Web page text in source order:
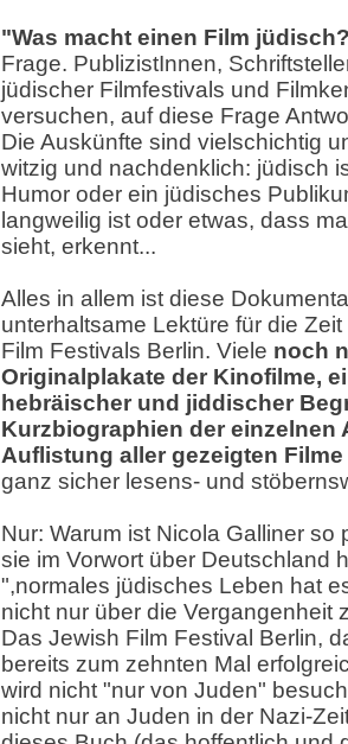
"Was macht einen Film
Frage. PublizistInnen,
jüdischer Filmfestivals und
versuchen, auf diese Frage
Die Auskünfte sind vielschichtig
witzig und nachdenklich: jüdisch
Humor oder ein jüdisches
langweilig ist oder etwas, dass
sieht, erkennt...
Alles in allem ist diese
unterhaltsame Lektüre für die
Film Festivals Berlin. Viele noch
Originalplakate der Kinofilme,
hebräischer und jiddischer
Kurzbiographien der einzelnen
Auflistung aller gezeigten Filme
ganz sicher lesens- und
Nur: Warum ist Nicola Galliner so
sie im Vorwort über Deutschland
",normales jüdisches Leben hat
nicht nur über die Vergangenheit
Das Jewish Film Festival Berlin,
bereits zum zehnten Mal
wird nicht "nur von Juden"
nicht nur an Juden in der Nazi-